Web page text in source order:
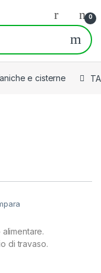
0
e cisterne
di travaso.